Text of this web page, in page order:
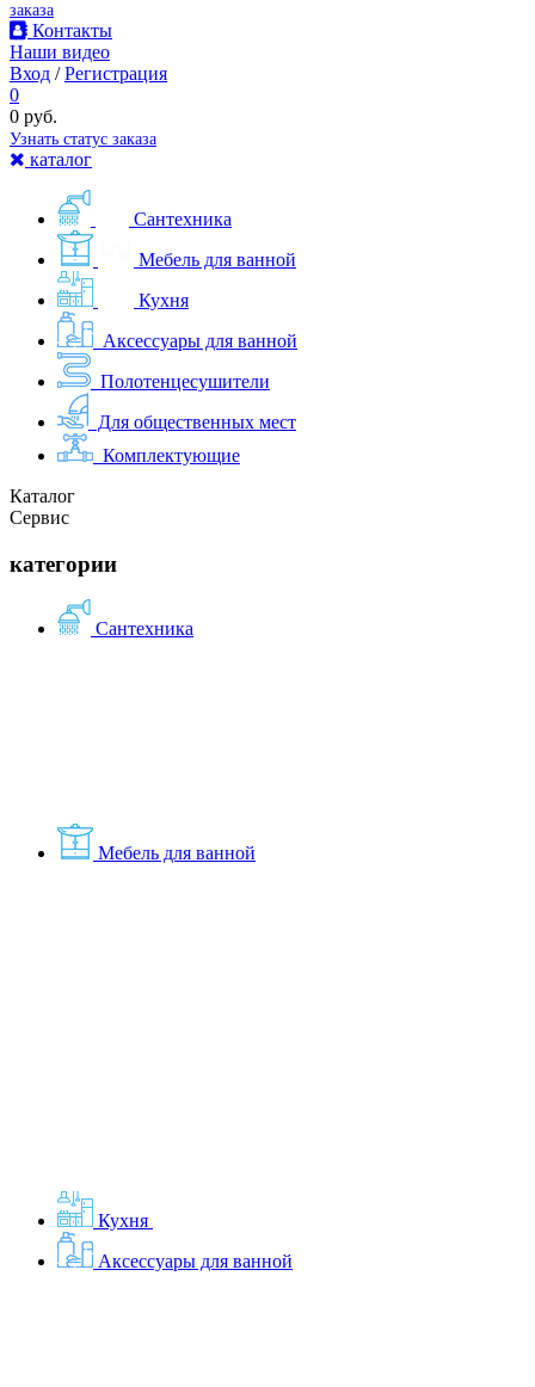
заказа
Контакты
Наши видео
Вход /Регистрация
0
0 руб.
Узнать статус заказа
каталог
Сантехника
Мебель для ванной
Кухня
Аксессуары для ванной
Полотенцесушители
Для общественных мест
Комплектующие
Каталог
Сервис
категории
Сантехника
Мебель для ванной
Кухня
Аксессуары для ванной